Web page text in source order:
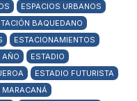
ESPACIOS URBANOS
BAQUEDANO
ESTACIONAMIENTOS
AÑO
ESTADIO
ESTADIO FUTURISTA
MARACANÁ